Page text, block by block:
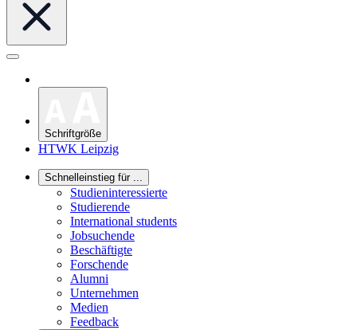
Schriftgröße
HTWK Leipzig
Schnelleinstieg für ...
Studieninteressierte
Studierende
International students
Jobsuchende
Beschäftigte
Forschende
Alumni
Unternehmen
Medien
Feedback